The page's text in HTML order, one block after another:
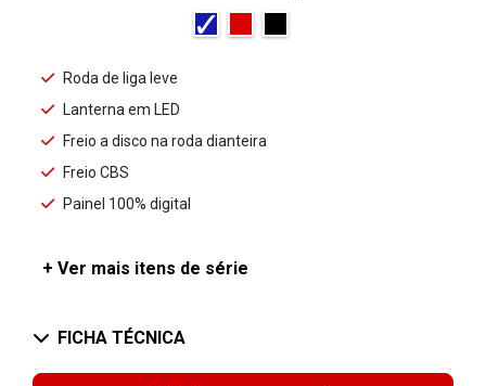
Roda de liga leve
Lanterna em LED
Freio a disco na roda dianteira
Freio CBS
Painel 100% digital
+ Ver mais itens de série
FICHA TÉCNICA